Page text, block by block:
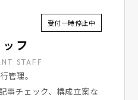
受付一時停止中
フ
STAFF
管理。
事チェック、構成立案な